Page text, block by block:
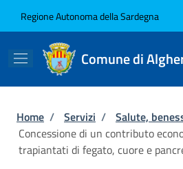
Regione Autonoma della Sardegna
Comune di
Briciole di pane
Home / Servizi / Salute,
Concessione di un contributo
trapiantati di fegato, cuore e